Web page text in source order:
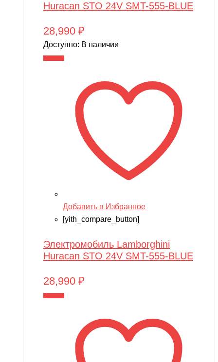
Huracan STO 24V SMT-555-BLUE
28,990 ₽
Доступно: В наличии
Добавить в Избранное
[yith_compare_button]
Электромобиль Lamborghini
Huracan STO 24V SMT-555-BLUE
28,990 ₽